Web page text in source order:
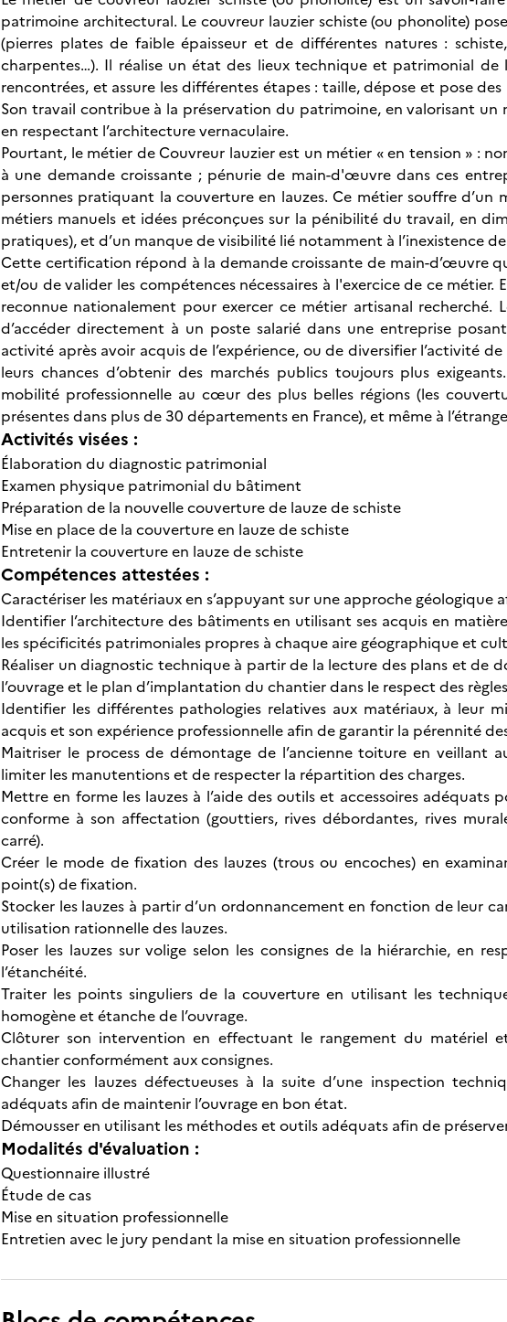
patrimoine architectural. Le couvreur lauzier schiste (ou phonolite)
(pierres plates de faible épaisseur et de différentes natures :
charpentes…). Il réalise un état des lieux technique et patrimonial
rencontrées, et assure les différentes étapes : taille, dépose et pose
Son travail contribue à la préservation du patrimoine, en valorisant
en respectant l’architecture vernaculaire.
Pourtant, le métier de Couvreur lauzier est un métier « en tension » :
à une demande croissante ; pénurie de main-d'œuvre dans ces
personnes pratiquant la couverture en lauzes. Ce métier souffre d’un
métiers manuels et idées préconçues sur la pénibilité du travail, en
pratiques), et d’un manque de visibilité lié notamment à l’inexistence
Cette certification répond à la demande croissante de main-d’œuvre
et/ou de valider les compétences nécessaires à l'exercice de ce
reconnue nationalement pour exercer ce métier artisanal recherché.
d’accéder directement à un poste salarié dans une entreprise
activité après avoir acquis de l’expérience, ou de diversifier l’activité
leurs chances d’obtenir des marchés publics toujours plus
mobilité professionnelle au cœur des plus belles régions (les
présentes dans plus de 30 départements en France), et même à
Activités visées :
Élaboration du diagnostic patrimonial
Examen physique patrimonial du bâtiment
Préparation de la nouvelle couverture de lauze de schiste
Mise en place de la couverture en lauze de schiste
Entretenir la couverture en lauze de schiste
Compétences attestées :
Caractériser les matériaux en s’appuyant sur une approche géologique
Identifier l’architecture des bâtiments en utilisant ses acquis en
les spécificités patrimoniales propres à chaque aire géographique et
Réaliser un diagnostic technique à partir de la lecture des plans et de
l’ouvrage et le plan d’implantation du chantier dans le respect des
Identifier les différentes pathologies relatives aux matériaux, à leur
acquis et son expérience professionnelle afin de garantir la pérennité
Maitriser le process de démontage de l’ancienne toiture en veillant
limiter les manutentions et de respecter la répartition des charges.
Mettre en forme les lauzes à l’aide des outils et accessoires
conforme à son affectation (gouttiers, rives débordantes, rives
carré).
Créer le mode de fixation des lauzes (trous ou encoches) en
point(s) de fixation.
Stocker les lauzes à partir d’un ordonnancement en fonction de leur
utilisation rationnelle des lauzes.
Poser les lauzes sur volige selon les consignes de la hiérarchie, en
l’étanchéité.
Traiter les points singuliers de la couverture en utilisant les
homogène et étanche de l’ouvrage.
Clôturer son intervention en effectuant le rangement du matériel
chantier conformément aux consignes.
Changer les lauzes défectueuses à la suite d’une inspection
adéquats afin de maintenir l’ouvrage en bon état.
Démousser en utilisant les méthodes et outils adéquats afin de
Modalités d'évaluation :
Questionnaire illustré
Étude de cas
Mise en situation professionnelle
Entretien avec le jury pendant la mise en situation professionnelle